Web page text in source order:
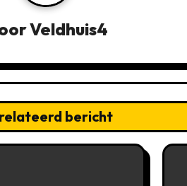
Veldhuis4
bericht